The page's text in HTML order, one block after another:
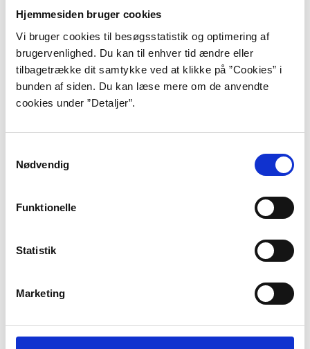
Hjemmesiden bruger cookies
Vi bruger cookies til besøgsstatistik og optimering af
brugervenlighed. Du kan til enhver tid ændre eller
tilbagetrække dit samtykke ved at klikke på ”Cookies” i
bunden af siden. Du kan læse mere om de anvendte
cookies under ”Detaljer”.
Nødvendig
Funktionelle
Statistik
Marketing
og dermed står ovre på den anden side af gærdet og
læst, og tænker, what, hvad er det, der er foregået?"
fortællerJesper Steini dette åbenhjertige interview
med Forfatterwebs litteraturformidler Sarah Corner-
Walker Hvidberg. Her forklarer han, hvad det er,
misbrugere frygter at gå glip af, den dag de begynder
et liv uden alkohol.
Jesper Stein er forårets første gæst i denne nye runde
af Forfatterstafetten, hvor du kan opleve 10 af tidens
For at se denne video, skal du acceptere statistik- og
marketing-cookies.
Indholdet stilles nemlig til rådighed af en
Opdater samtykke